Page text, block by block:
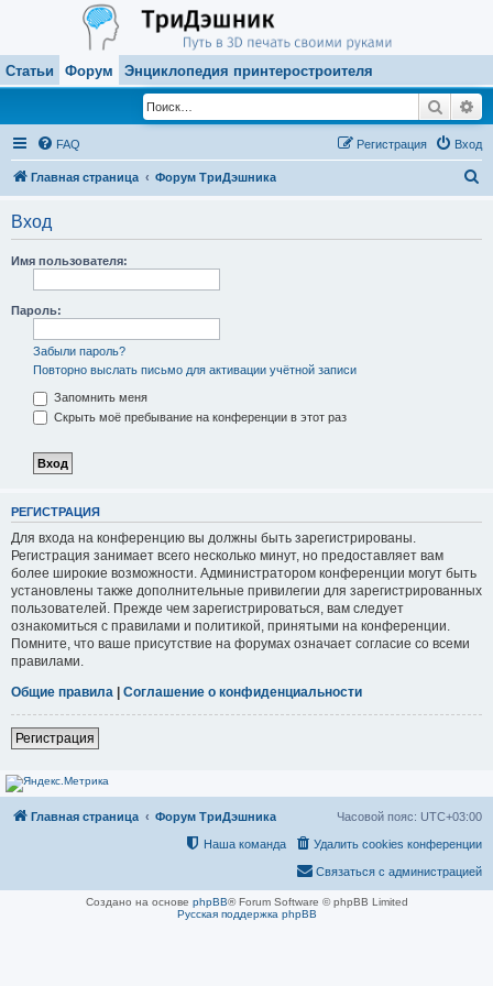
Статьи Форум Энциклопедия принтеростроителя
Поиск
FAQ Вход
Регистрация
Главная страница Форум ТриДэшника
Вход
Имя пользователя:
Пароль:
Забыли пароль?
Повторно выслать письмо для активации учётной записи
Запомнить меня
Скрыть моё пребывание на конференции в этот раз
РЕГИСТРАЦИЯ
Для входа на конференцию вы должны быть зарегистрированы.
Регистрация занимает всего несколько минут, но предоставляет вам
более широкие возможности. Администратором конференции могут быть
установлены также дополнительные привилегии для зарегистрированных
пользователей. Прежде чем зарегистрироваться, вам следует
ознакомиться с правилами и политикой, принятыми на конференции.
Помните, что ваше присутствие на форумах означает согласие со всеми
правилами.
Общие правила | Соглашение о конфиденциальности
Регистрация
Главная страница Форум ТриДэшника Часовой пояс: UTC+03:00
Удалить cookies конференции
Наша команда
Связаться с администрацией
Создано на основе phpBB® Forum Software © phpBB Limited
Русская поддержка phpBB